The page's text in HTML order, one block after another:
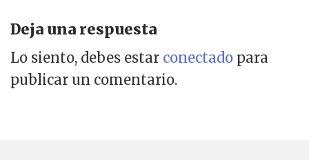
Deja una respuesta
Lo siento, debes estar conectado para
publicar un comentario.